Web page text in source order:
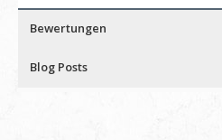
Bewertungen
Blog Posts